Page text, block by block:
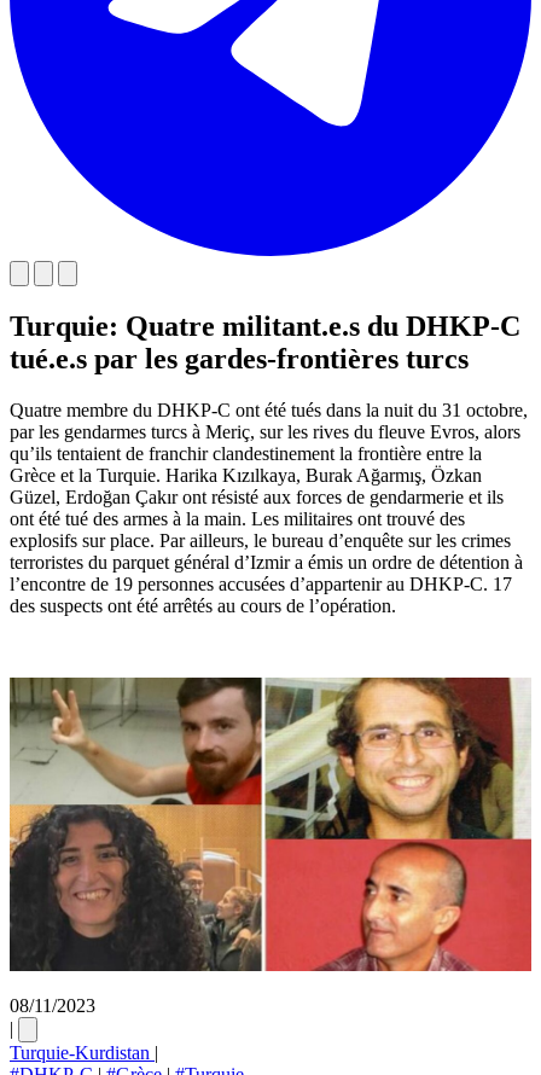
Turquie: Quatre militant.e.s du DHKP-C
tué.e.s par les gardes-frontières turcs
Quatre membre du DHKP-C ont été tués dans la nuit du 31 octobre,
par les gendarmes turcs à Meriç, sur les rives du fleuve Evros, alors
qu’ils tentaient de franchir clandestinement la frontière entre la
Grèce et la Turquie. Harika Kızılkaya, Burak Ağarmış, Özkan
Güzel, Erdoğan Çakır ont résisté aux forces de gendarmerie et ils
ont été tué des armes à la main. Les militaires ont trouvé des
explosifs sur place. Par ailleurs, le bureau d’enquête sur les crimes
terroristes du parquet général d’Izmir a émis un ordre de détention à
l’encontre de 19 personnes accusées d’appartenir au DHKP-C. 17
des suspects ont été arrêtés au cours de l’opération.
08/11/2023
|
Turquie-Kurdistan |